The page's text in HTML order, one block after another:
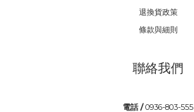
退換貨政策
條款與細則
聯絡我們
電話 /0936-803-555